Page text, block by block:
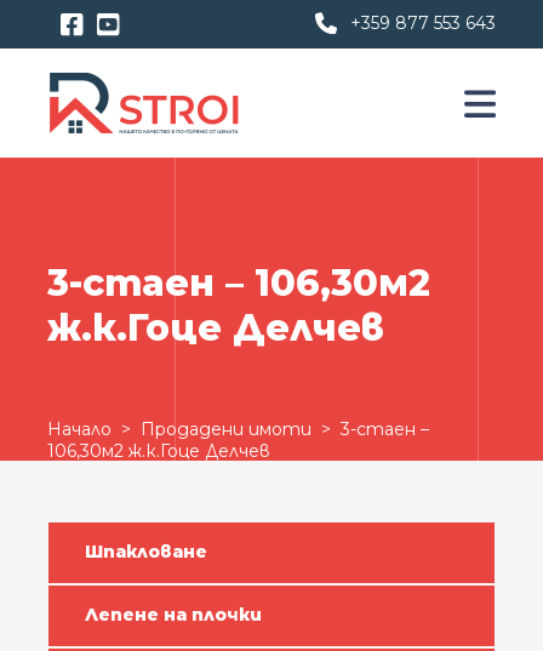
+359 877 553 643
3-стаен – 106,30м2
ж.к.Гоце Делчев
Начало > Продадени имоти > 3-стаен –
106,30м2 ж.к.Гоце Делчев
Шпакловане
Лепене на плочки